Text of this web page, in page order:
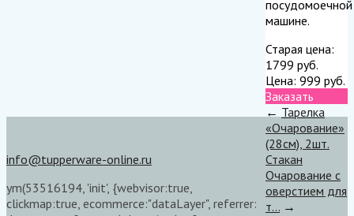
посудомоечной
машине.
Старая цена:
1799 руб.
Цена: 999 руб.
Заказать
← Тарелка
«Очарование»
(28см), 2шт.
Стакан
Очарование с
оверстием для
т... →
info@tupperware-online.ru
ym(53516194, 'init', {webvisor:true,
clickmap:true, ecommerce:"dataLayer", referrer: